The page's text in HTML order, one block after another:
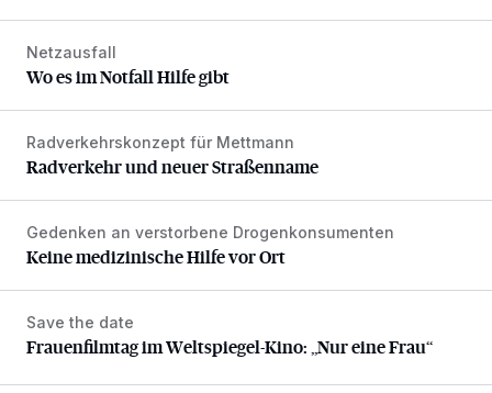
Wo es im Notfall Hilfe gibt
Netzausfall
Wo es im Notfall Hilfe gibt
Radverkehr und neuer Straßenname
Radverkehrskonzept für Mettmann
Radverkehr und neuer Straßenname
Keine medizinische Hilfe vor Ort
Gedenken an verstorbene Drogenkonsumenten
Keine medizinische Hilfe vor Ort
Frauenfilmtag im Weltspiegel-Kino: „Nur eine Frau“
Save the date
Frauenfilmtag im Weltspiegel-Kino: „Nur eine Frau“